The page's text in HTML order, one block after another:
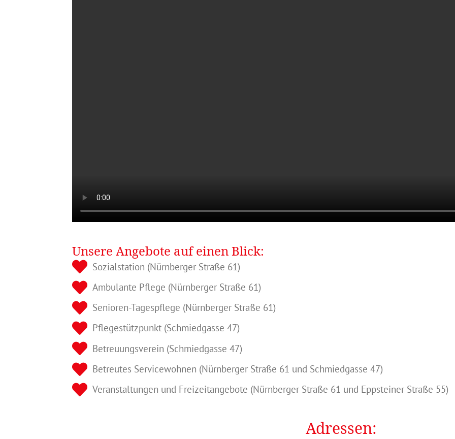
Unsere Angebote auf einen Blick:
Sozialstation (Nürnberger Straße 61)
Ambulante Pflege (Nürnberger Straße 61)
Senioren-Tagespflege (Nürnberger Straße 61)
Pflegestützpunkt (Schmiedgasse 47)
Betreuungsverein (Schmiedgasse 47)
Betreutes Servicewohnen (Nürnberger Straße 61 und Schmiedgasse 47)
Veranstaltungen und Freizeitangebote (Nürnberger Straße 61 und Eppsteiner Straße 55)
Adressen: